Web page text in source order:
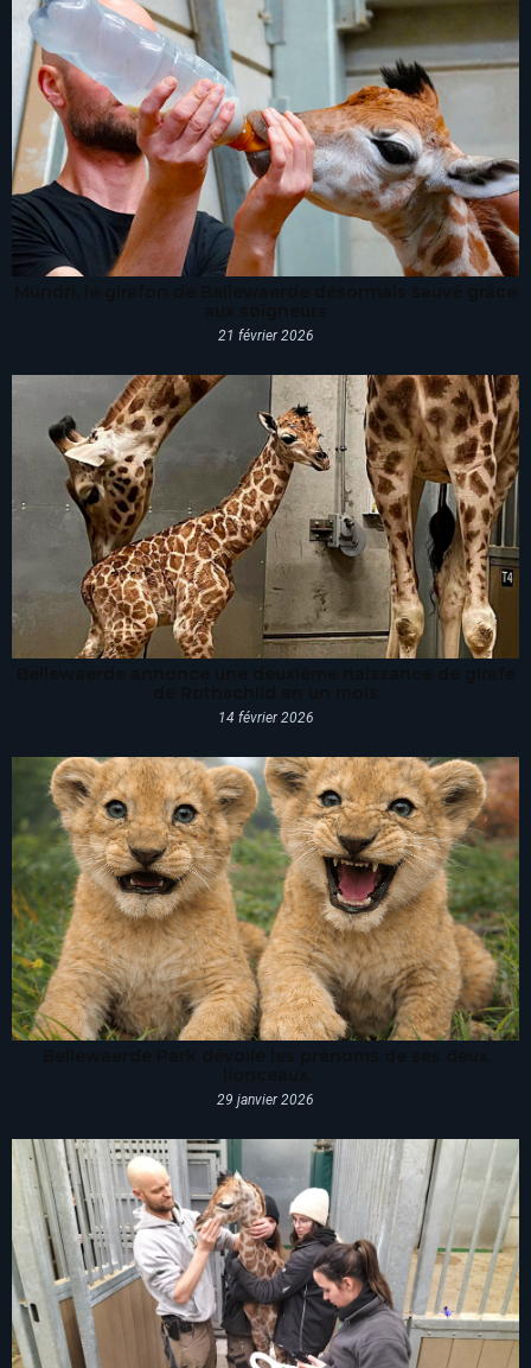
21 février 2026
14 février 2026
29 janvier 2026